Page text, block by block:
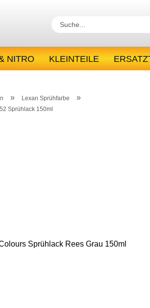
NITRO KLEINTEILE
» Lexan Sprühfarbe »
Sprühlack 150ml